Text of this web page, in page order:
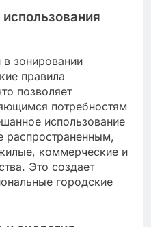
зонировании
правила
позволяет
потребностям
использование
распространенным,
коммерческие и
Это создает
городские